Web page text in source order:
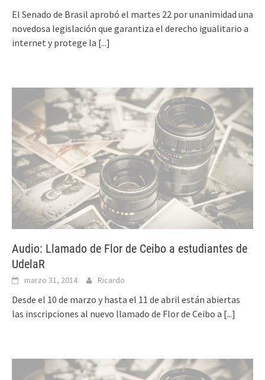
El Senado de Brasil aprobó el martes 22 por unanimidad una
novedosa legislación que garantiza el derecho igualitario a
internet y protege la [...]
Audio: Llamado de Flor de Ceibo a estudiantes de
UdelaR
marzo 31, 2014 Ricardo
Desde el 10 de marzo y hasta el 11 de abril están abiertas
las inscripciones al nuevo llamado de Flor de Ceibo a [...]